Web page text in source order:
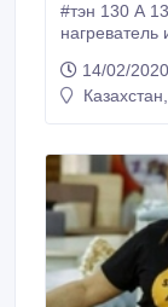
#тэн 130 А
Диаметр
380В.
14/02/